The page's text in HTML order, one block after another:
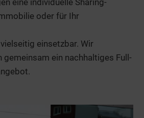
oder für Ihr
einsetzbar. Wir
gemeinsam ein nachhaltiges Full-